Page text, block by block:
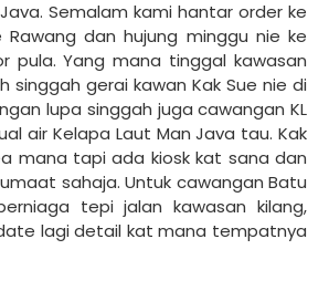
Semalam kami hantar order ke
Rawang dan hujung minggu nie ke
pula. Yang mana tinggal kawasan
singgah gerai kawan Kak Sue nie di
lupa singgah juga cawangan KL
air Kelapa Laut Man Java tau. Kak
mana tapi ada kiosk kat sana dan
sahaja. Untuk cawangan Batu
tepi jalan kawasan kilang,
lagi detail kat mana tempatnya